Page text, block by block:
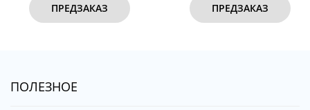
ПРЕДЗАКАЗ ПРЕДЗАКАЗ
ПОЛЕЗНОЕ